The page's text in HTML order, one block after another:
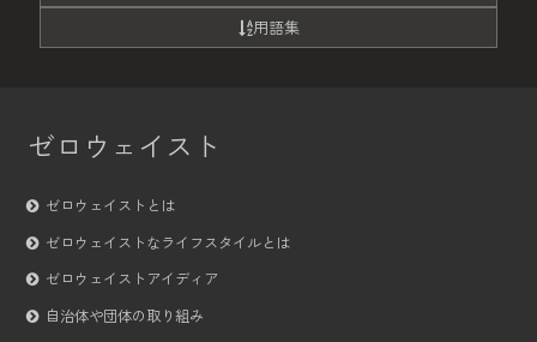
用語集
ゼロウェイスト
ゼロウェイストとは
ゼロウェイストなライフスタイルとは
ゼロウェイストアイディア
自治体や団体の取り組み